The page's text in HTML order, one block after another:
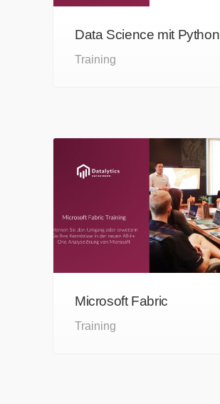
Data Science mit Python
Training
Microsoft Fabric
Training